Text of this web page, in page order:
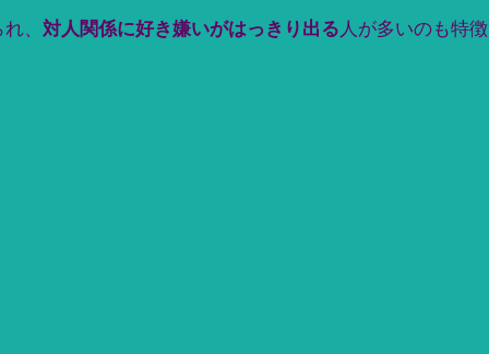
、 対人関係に好き嫌いがはっきり出る 人が多いのも特徴